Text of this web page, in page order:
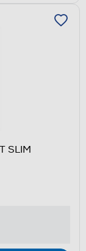
SLIM